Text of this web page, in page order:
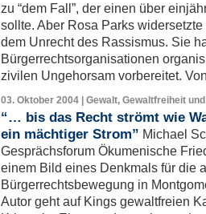
zu “dem Fall”, der einen über
sollte. Aber Rosa Parks
dem Unrecht des Rassismus. Sie
Bürgerrechtsorganisationen
zivilen Ungehorsam vorbereitet.
03. Oktober 2004 | Gewalt, Gewaltfreiheit
“… bis das Recht strömt wie
ein mächtiger Strom” Michael
Gesprächsforum Ökumenische
einem Bild eines Denkmals für die
Bürgerrechtsbewegung in
Autor geht auf Kings gewaltfreien